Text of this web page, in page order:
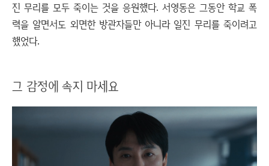
진 무리를 모두 죽이는 것을 응원했다. 서영동은 그동안 학교 폭
력을 알면서도 외면한 방관자들만 아니라 일진 무리를 죽이려고
했었다.
그 감정에 속지 마세요